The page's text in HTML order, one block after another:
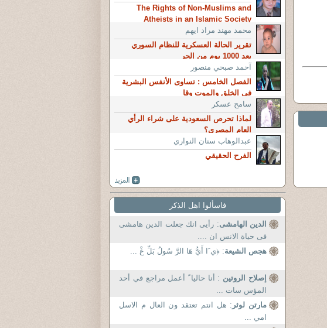
The Rights of Non-Muslims and
Atheists in an Islamic Society
محمد مهند مراد ايهم
تقرير الحالة العسكرية للنظام السوري
بعد 1000 يوم من الحر
آحمد صبحي منصور
الفصل الخامس : تساوى الأنفس البشرية
فى الخلق والموت وقا
سامح عسكر
لماذا تحرص السعودية على شراء الرأي
العام المصري؟
عبدالوهاب سنان النواري
الفرح الحقيقي
فاسألوا اهل الذكر
الدين الهامشى: رأيى انك جعلت الدين هامشى
فى حياة الانس ان ....
هجص الشيعة: ﴿ي َا أَيُّ هَا الرَّ سُولُ بَلِّ غْ ...
إصلاح الروتين : أنا حاليا ً أعمل مراجع في أحد
المؤس سات ...
مارتن لوثر : هل انتم تعتقد ون العال م الاسل
امي ...